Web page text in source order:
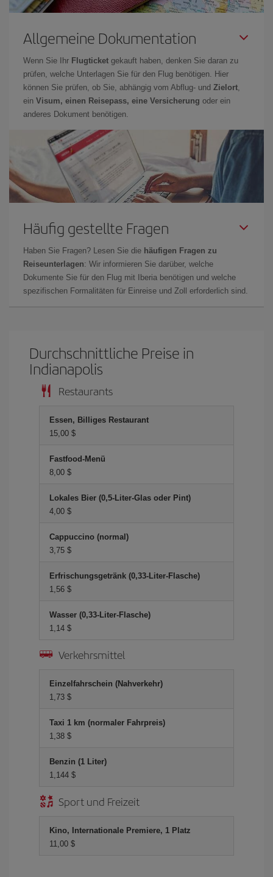
Allgemeine Dokumentation
Wenn Sie Ihr Flugticket gekauft haben, denken Sie daran zu
prüfen, welche Unterlagen Sie für den Flug benötigen. Hier
können Sie prüfen, ob Sie, abhängig vom Abflug- und Zielort
ein Visum, einen Reisepass, eine Versicherung oder ein
anderes Dokument benötigen.
Häufig gestellte Fragen
Haben Sie Fragen? Lesen Sie die häufigen Fragen zu
Reiseunterlagen: Wir informieren Sie darüber, welche
Dokumente Sie für den Flug mit Iberia benötigen und welche
spezifischen Formalitäten für Einreise und Zoll erforderlich sind.
Durchschnittliche Preise in
Indianapolis
Restaurants
Essen, Billiges Restaurant
15,00 $
Fastfood-Menü
8,00 $
Lokales Bier (0,5-Liter-Glas oder Pint)
4,00 $
Cappuccino (normal)
3,75 $
Erfrischungsgetränk (0,33-Liter-Flasche)
1,56 $
Wasser (0,33-Liter-Flasche)
1,14 $
Verkehrsmittel
Einzelfahrschein (Nahverkehr)
1,73 $
Taxi 1 km (normaler Fahrpreis)
1,38 $
Benzin (1 Liter)
1,144 $
Sport und Freizeit
Kino, Internationale Premiere, 1 Platz
11,00 $